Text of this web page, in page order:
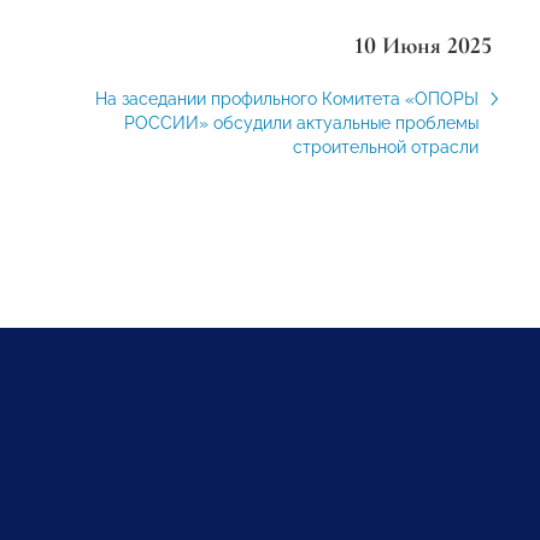
10 Июня 2025
На заседании профильного Комитета «ОПОРЫ
РОССИИ» обсудили актуальные проблемы
строительной отрасли